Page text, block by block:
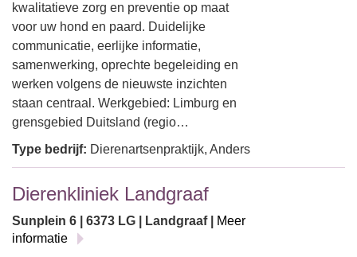
kwalitatieve zorg en preventie op maat
voor uw hond en paard. Duidelijke
communicatie, eerlijke informatie,
samenwerking, oprechte begeleiding en
werken volgens de nieuwste inzichten
staan centraal. Werkgebied: Limburg en
grensgebied Duitsland (regio…
Type bedrijf: Dierenartsenpraktijk, Anders
Dierenkliniek Landgraaf
Sunplein 6 | 6373 LG | Landgraaf |
Meer
informatie